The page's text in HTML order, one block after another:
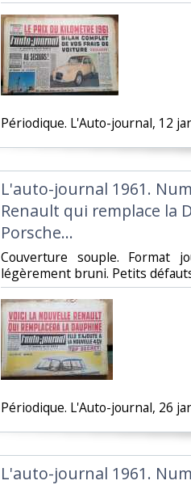
‎Périodique. L'Auto-journal, 12
‎L'auto-journal 1961.
Renault qui remplace la
Porsche…‎
‎Couverture souple. Format
légèrement bruni. Petits
‎Périodique. L'Auto-journal, 26
‎L'auto-journal 1961.